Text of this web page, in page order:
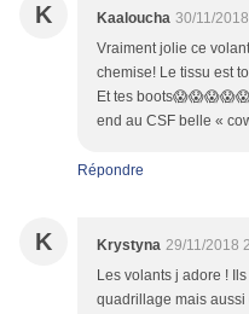
K Kaaloucha 30/11/
Vraiment jolie ce
chemise! Le tissu est
Et tes
end au CSF belle «
Répondre
K Krystyna 29/11/2018
Les volants j adore !
quadrillage mais